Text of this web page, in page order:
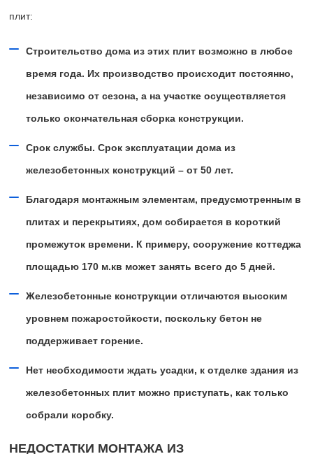
плит:
Строительство дома из этих плит возможно в любое
время года. Их производство происходит постоянно,
независимо от сезона, а на участке осуществляется
только окончательная сборка конструкции.
Срок службы. Срок эксплуатации дома из
железобетонных конструкций – от 50 лет.
Благодаря монтажным элементам, предусмотренным в
плитах и перекрытиях, дом собирается в короткий
промежуток времени. К примеру, сооружение коттеджа
площадью 170 м.кв может занять всего до 5 дней.
Железобетонные конструкции отличаются высоким
уровнем пожаростойкости, поскольку бетон не
поддерживает горение.
Нет необходимости ждать усадки, к отделке здания из
железобетонных плит можно приступать, как только
собрали коробку.
НЕДОСТАТКИ МОНТАЖА ИЗ